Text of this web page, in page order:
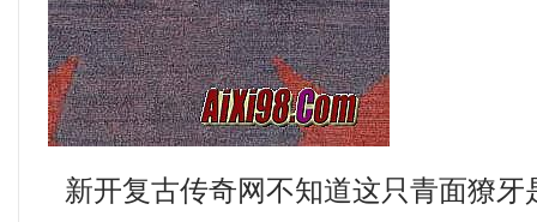
新开复古传奇网不知道这只青面獠牙